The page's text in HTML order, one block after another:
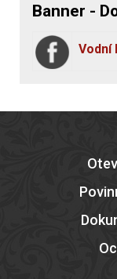
Banner -
Vodní